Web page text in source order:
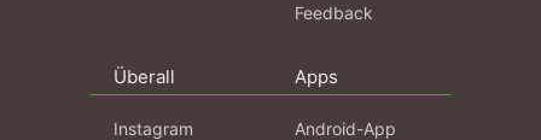
Feedback
Überall
Instagram
Apps
Android-App